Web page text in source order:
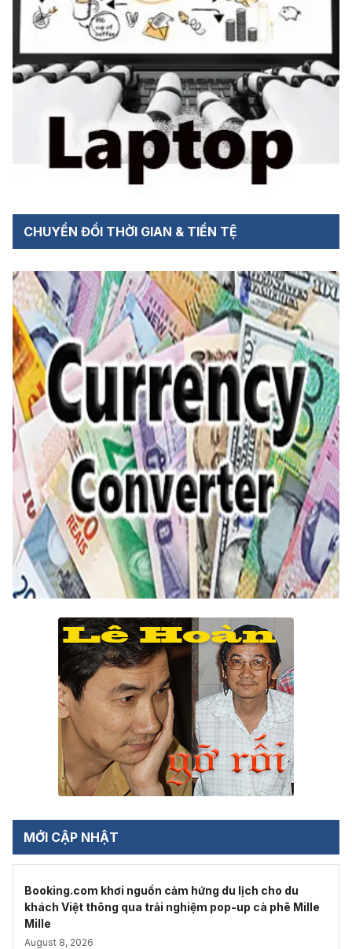
CHUYỂN ĐỔI THỜI GIAN & TIỀN TỆ
MỚI CẬP NHẬT
Booking.com khơi nguồn cảm hứng du lịch cho du
khách Việt thông qua trải nghiệm pop-up cà phê Mille
Mille
August 8, 2026